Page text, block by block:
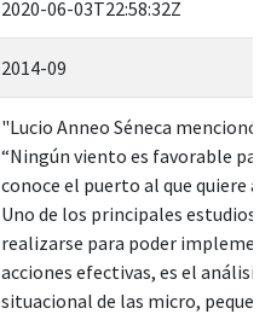
2020-06-03T22:58:32Z
2014-09
"Lucio Anneo Séneca mencionó
“Ningún viento es favorable
conoce el puerto al que quiere
Uno de los principales estudios
realizarse para poder
acciones efectivas, es el análisis
situacional de las micro,